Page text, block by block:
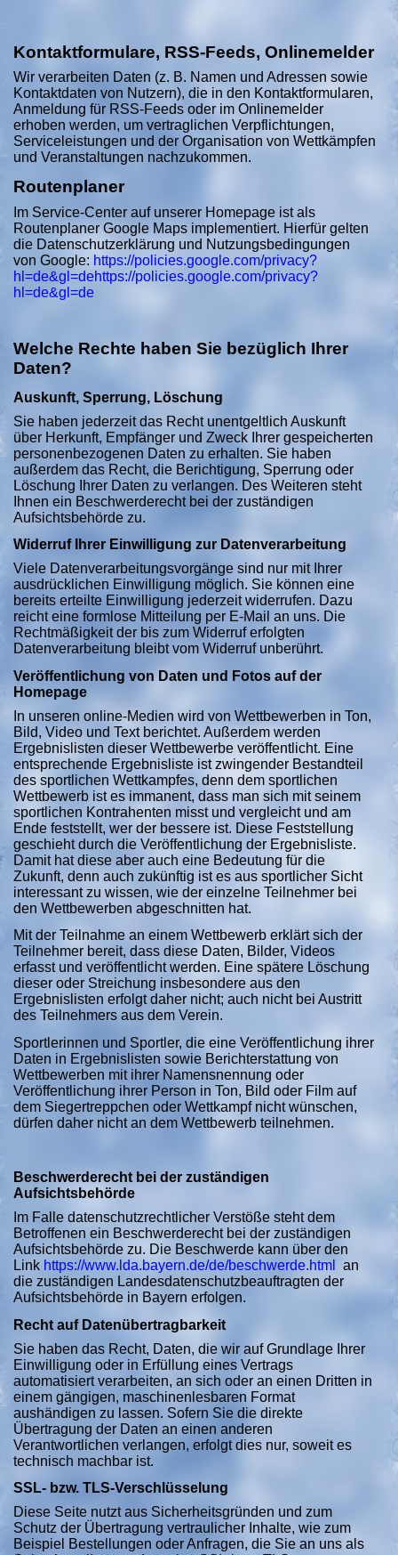
Kontaktformulare, RSS-Feeds, Onlinemelder
Wir verarbeiten Daten (z. B. Namen und Adressen sowie
Kontaktdaten von Nutzern), die in den Kontaktformularen,
Anmeldung für RSS-Feeds oder im Onlinemelder
erhoben werden, um vertraglichen Verpflichtungen,
Serviceleistungen und der Organisation von Wettkämpfen
und Veranstaltungen nachzukommen.
Routenplaner
Im Service-Center auf unserer Homepage ist als
Routenplaner Google Maps implementiert. Hierfür gelten
die Datenschutzerklärung und Nutzungsbedingungen
von Google: https://policies.google.com/privacy?
hl=de&gl=dehttps://policies.google.com/privacy?
hl=de&gl=de
Welche Rechte haben Sie bezüglich Ihrer
Daten?
Auskunft, Sperrung, Löschung
Sie haben jederzeit das Recht unentgeltlich Auskunft
über Herkunft, Empfänger und Zweck Ihrer gespeicherten
personenbezogenen Daten zu erhalten. Sie haben
außerdem das Recht, die Berichtigung, Sperrung oder
Löschung Ihrer Daten zu verlangen. Des Weiteren steht
Ihnen ein Beschwerderecht bei der zuständigen
Aufsichtsbehörde zu.
Widerruf Ihrer Einwilligung zur Datenverarbeitung
Viele Datenverarbeitungsvorgänge sind nur mit Ihrer
ausdrücklichen Einwilligung möglich. Sie können eine
bereits erteilte Einwilligung jederzeit widerrufen. Dazu
reicht eine formlose Mitteilung per E-Mail an uns. Die
Rechtmäßigkeit der bis zum Widerruf erfolgten
Datenverarbeitung bleibt vom Widerruf unberührt.
Veröffentlichung von Daten und Fotos auf der
Homepage
In unseren online-Medien wird von Wettbewerben in Ton,
Bild, Video und Text berichtet. Außerdem werden
Ergebnislisten dieser Wettbewerbe veröffentlicht. Eine
entsprechende Ergebnisliste ist zwingender Bestandteil
des sportlichen Wettkampfes, denn dem sportlichen
Wettbewerb ist es immanent, dass man sich mit seinem
sportlichen Kontrahenten misst und vergleicht und am
Ende feststellt, wer der bessere ist. Diese Feststellung
geschieht durch die Veröffentlichung der Ergebnisliste.
Damit hat diese aber auch eine Bedeutung für die
Zukunft, denn auch zukünftig ist es aus sportlicher Sicht
interessant zu wissen, wie der einzelne Teilnehmer bei
den Wettbewerben abgeschnitten hat.
Mit der Teilnahme an einem Wettbewerb erklärt sich der
Teilnehmer bereit, dass diese Daten, Bilder, Videos
erfasst und veröffentlicht werden. Eine spätere Löschung
dieser oder Streichung insbesondere aus den
Ergebnislisten erfolgt daher nicht; auch nicht bei Austritt
des Teilnehmers aus dem Verein.
Sportlerinnen und Sportler, die eine Veröffentlichung ihrer
Daten in Ergebnislisten sowie Berichterstattung von
Wettbewerben mit ihrer Namensnennung oder
Veröffentlichung ihrer Person in Ton, Bild oder Film auf
dem Siegertreppchen oder Wettkampf nicht wünschen,
dürfen daher nicht an dem Wettbewerb teilnehmen.
Beschwerderecht bei der zuständigen
Aufsichtsbehörde
Im Falle datenschutzrechtlicher Verstöße steht dem
Betroffenen ein Beschwerderecht bei der zuständigen
Aufsichtsbehörde zu. Die Beschwerde kann über den
Link https://www.lda.bayern.de/de/beschwerde.html
an
die zuständigen Landesdatenschutzbeauftragten der
Aufsichtsbehörde in Bayern erfolgen.
Recht auf Datenübertragbarkeit
Sie haben das Recht, Daten, die wir auf Grundlage Ihrer
Einwilligung oder in Erfüllung eines Vertrags
automatisiert verarbeiten, an sich oder an einen Dritten in
einem gängigen, maschinenlesbaren Format
aushändigen zu lassen. Sofern Sie die direkte
Übertragung der Daten an einen anderen
Verantwortlichen verlangen, erfolgt dies nur, soweit es
technisch machbar ist.
SSL- bzw. TLS-Verschlüsselung
Diese Seite nutzt aus Sicherheitsgründen und zum
Schutz der Übertragung vertraulicher Inhalte, wie zum
Beispiel Bestellungen oder Anfragen, die Sie an uns als